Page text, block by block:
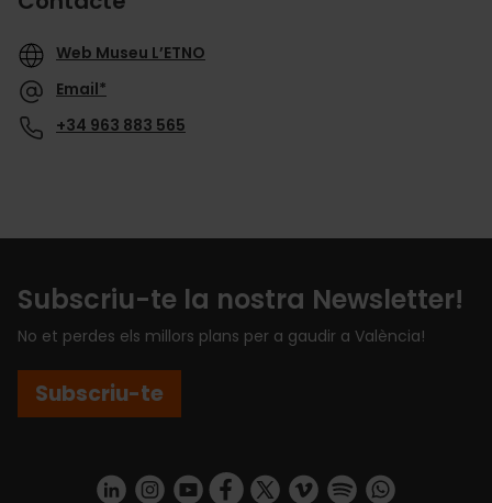
Web Museu L’ETNO
Email*
+34 963 883 565
Subscriu-te la nostra Newsletter!
No et perdes els millors plans per a gaudir a València!
Subscriu-te
https://www.linkedin.com/company/turismo-valencia/mycompany/
https://www.instagram.com/visit_valencia/
https://www.youtube.com/user/
https://www.facebook.com/
https://twitter.com/
https://vimeo.com/
https://https://api.whatsapp.com/